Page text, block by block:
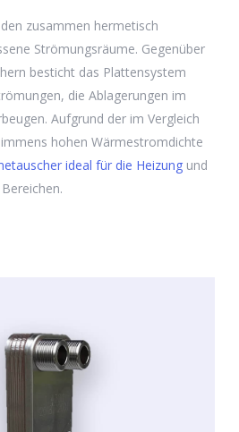
zusammen hermetisch
Strömungsräume. Gegenüber
besticht das Plattensystem
die Ablagerungen im
Aufgrund der im Vergleich
hohen Wärmestromdichte
ideal für die Heizungund